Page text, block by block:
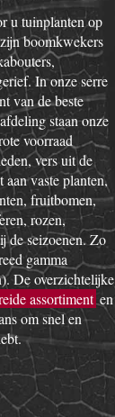
u tuinplanten op
boomkwekers
In onze serre
van de beste
staan onze
voorraad
vers uit de
vaste planten,
fruitbomen,
rozen,
de seizoenen. Zo
gamma
De overzichtelijke
assortiment en
om snel en